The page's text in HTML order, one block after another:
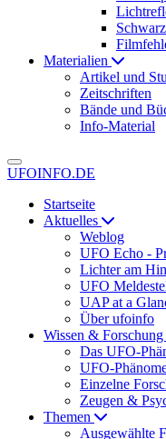
Materialien
Artikel und
Zeitschriften
Bände und
Info-Material
UFOINFO.DE
Startseite
Aktuelles
Weblog
UFO Echo -
Lichter am
UFO
UAP at a
Über ufoinfo
Wissen & Forschung
Das UFO-
UFO-
Einzelne
Zeugen &
Themen
Ausgewählte